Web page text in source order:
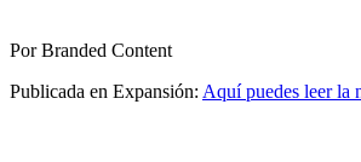
Por Branded Content
Publicada en Expansión: Aquí puedes leer la